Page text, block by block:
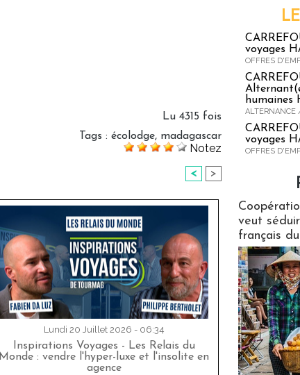
Lu 4315 fois
Tags : écolodge, madagascar
Notez
< >
Lundi 20 Juillet 2026 - 06:34
Inspirations Voyages - Les Relais du
Monde : vendre l'hyper-luxe et l'insolite en
agence
voyages
OFFRES
humaines
ALTERNANCE
voyages
OFFRES
veut
français